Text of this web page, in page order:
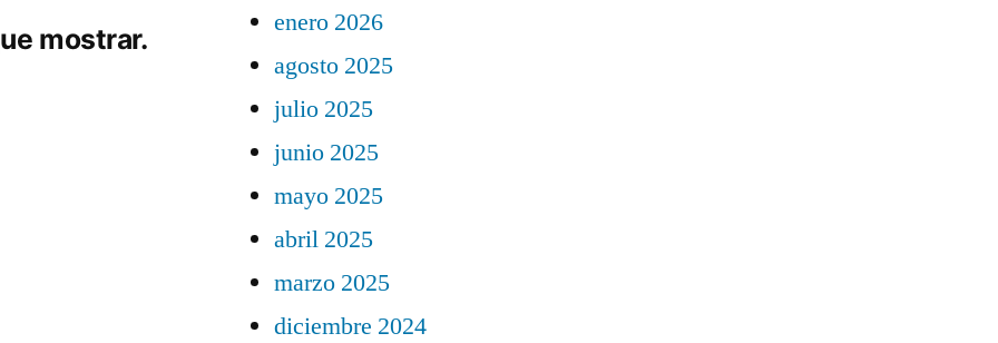
mostrar.
enero 2026
agosto 2025
julio 2025
junio 2025
mayo 2025
abril 2025
marzo 2025
diciembre 2024